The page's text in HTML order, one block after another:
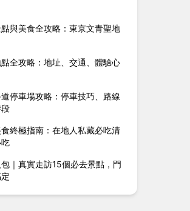
與美食全攻略：東京文青聖地
全攻略：地址、交通、體驗心
停車場攻略：停車技巧、路線
終極指南：在地人私藏必吃清
｜真實走訪15個必去景點，門